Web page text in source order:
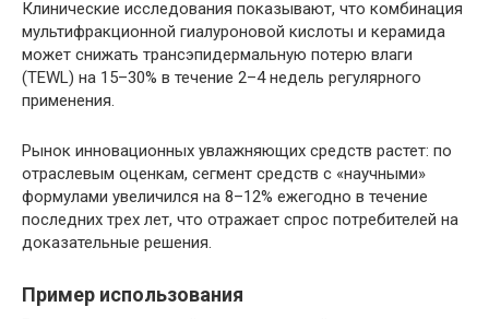
Клинические исследования показывают, что комбинация
мультифракционной гиалуроновой кислоты и керамида
может снижать трансэпидермальную потерю влаги
(TEWL) на 15–30% в течение 2–4 недель регулярного
применения.
Рынок инновационных увлажняющих средств растет: по
отраслевым оценкам, сегмент средств с «научными»
формулами увеличился на 8–12% ежегодно в течение
последних трех лет, что отражает спрос потребителей на
доказательные решения.
Пример использования